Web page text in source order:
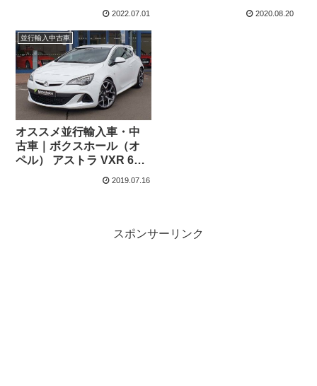
ク／コンパクトエステー
格の情報。
2022.07.01
1.4 SRi 145PS CVT 右ハ
2020.08.20
並行輸入中古車
オススメ並行輸入車・中
古車｜ボクスホール（オ
ペル） アストラ VXR 6MT
2019.07.16
スポンサーリンク